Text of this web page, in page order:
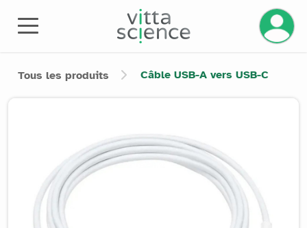
Gérez
Tous les produits Câble USB-A vers USB-C